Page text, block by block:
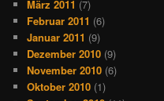
März 2011 (7)
Februar 2011 (6)
Januar 2011 (9)
Dezember 2010 (9)
November 2010 (6)
Oktober 2010 (1)